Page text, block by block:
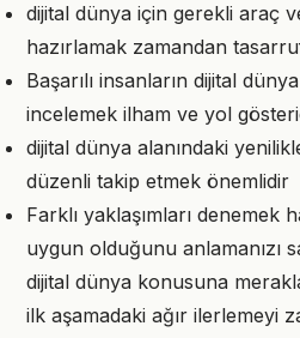
dijital dünya için gerekli araç
hazırlamak zamandan
Başarılı insanların dijital dünya
incelemek ilham ve yol
dijital dünya alanındaki
düzenli takip etmek önemlidir
Farklı yaklaşımları denemek
uygun olduğunu anlamanızı
dijital dünya konusuna
ilk aşamadaki ağır ilerlemeyi